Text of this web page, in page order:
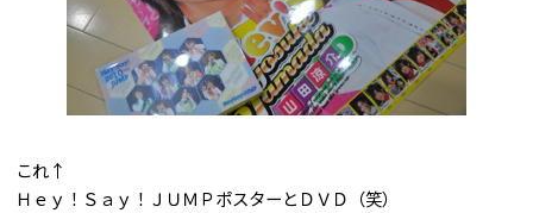
これ↑
Ｈｅｙ！Ｓａｙ！ＪＵＭＰポスターとＤＶＤ（笑）